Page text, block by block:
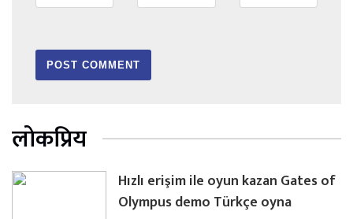
लोकप्रिय
Hızlı erişim ile oyun kazan Gates of
Olympus demo Türkçe oyna